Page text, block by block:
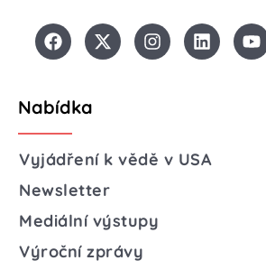
Nabídka
Vyjádření k vědě v USA
Newsletter
Mediální výstupy
Výroční zprávy